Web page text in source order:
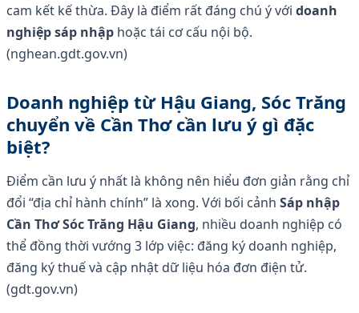
cam kết kế thừa. Đây là điểm rất đáng chú ý với doanh
nghiệp sáp nhập hoặc tái cơ cấu nội bộ.
(nghean.gdt.gov.vn)
Doanh nghiệp từ Hậu Giang, Sóc Trăng
chuyển về Cần Thơ cần lưu ý gì đặc
biệt?
Điểm cần lưu ý nhất là không nên hiểu đơn giản rằng chỉ
đổi “địa chỉ hành chính” là xong. Với bối cảnh Sáp nhập
Cần Thơ Sóc Trăng Hậu Giang, nhiều doanh nghiệp có
thể đồng thời vướng 3 lớp việc: đăng ký doanh nghiệp,
đăng ký thuế và cập nhật dữ liệu hóa đơn điện tử.
(gdt.gov.vn)